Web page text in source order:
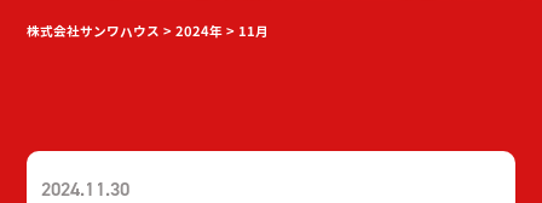
株式会社サンワハウス >2024年 > 11月
2024.11.30